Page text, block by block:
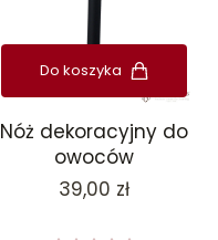
Do koszyka
Nóż dekoracyjny do
owoców
Cena
39,00 zł